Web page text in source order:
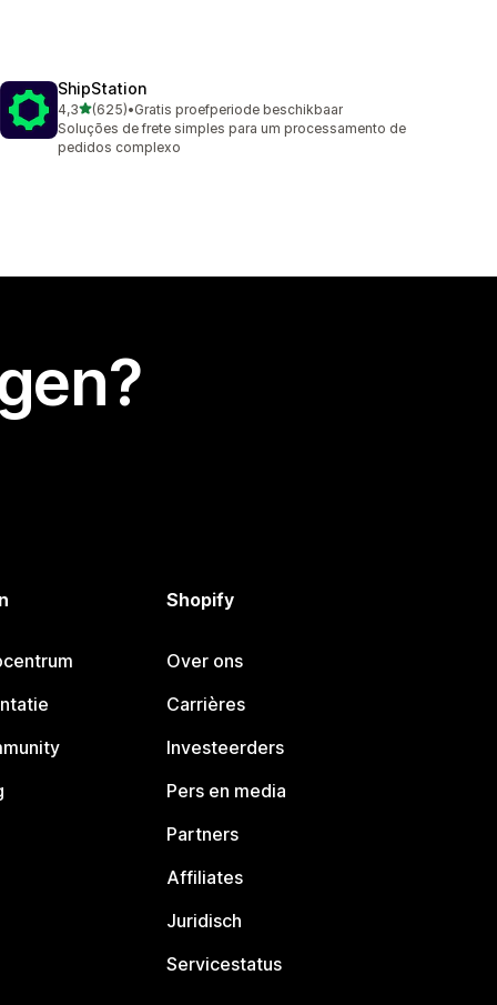
ShipStation
4,3van 5 sterren
(625)
625 recensies in totaal
•Gratis proefperiode beschikbaar
Soluções de frete simples para um processamento de
pedidos complexo
Shopify
Over ons
Carrières
Investeerders
Pers en media
Partners
Affiliates
Juridisch
Servicestatus